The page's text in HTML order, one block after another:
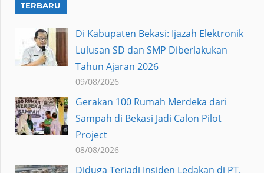
TERBARU
Di Kabupaten Bekasi: Ijazah Elektronik
Lulusan SD dan SMP Diberlakukan
Tahun Ajaran 2026
09/08/2026
Gerakan 100 Rumah Merdeka dari
Sampah di Bekasi Jadi Calon Pilot
Project
08/08/2026
Diduga Terjadi Insiden Ledakan di PT.